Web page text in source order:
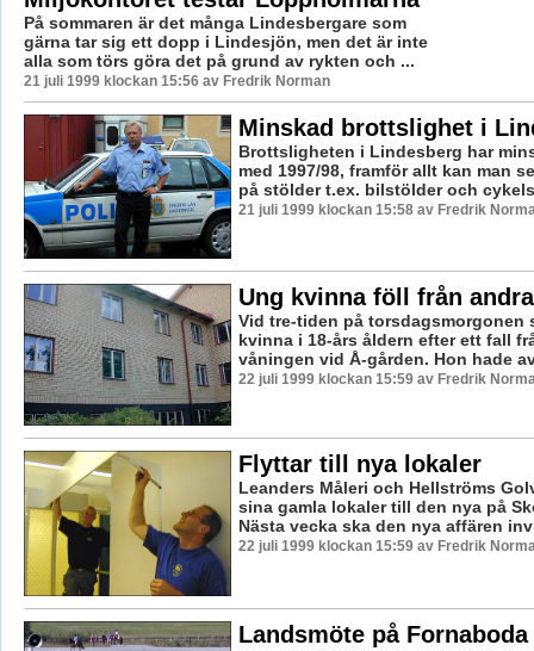
På sommaren är det många Lindesbergare som
gärna tar sig ett dopp i Lindesjön, men det är inte
alla som törs göra det på grund av rykten och ...
21 juli 1999 klockan 15:56 av Fredrik Norman
Minskad brottslighet i
Brottsligheten i Lindesberg har
med 1997/98, framför allt kan man
på stölder t.ex. bilstölder och
21 juli 1999 klockan 15:58 av Fredrik
Ung kvinna föll från
Vid tre-tiden på torsdagsmorgonen
kvinna i 18-års åldern efter ett fall
våningen vid Å-gården. Hon hade
22 juli 1999 klockan 15:59 av Fredrik
Flyttar till nya lokaler
Leanders Måleri och Hellströms
sina gamla lokaler till den nya på
Nästa vecka ska den nya affären
22 juli 1999 klockan 15:59 av Fredrik
Landsmöte på